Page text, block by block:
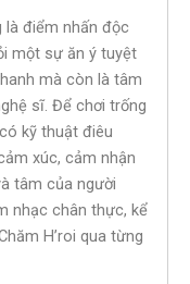
là điểm nhấn độc
một sự ăn ý tuyệt
mà còn là tâm
sĩ. Để chơi trống
kỹ thuật điêu
xúc, cảm nhận
tâm của người
nhạc chân thực, kể
H’roi qua từng